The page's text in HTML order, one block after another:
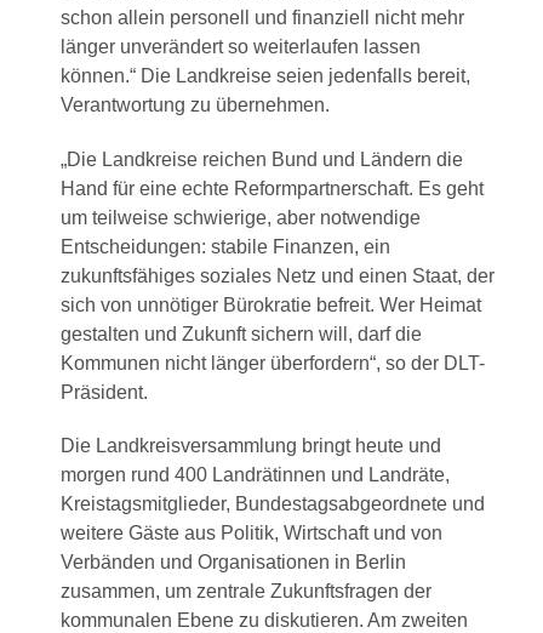
schon allein personell und finanziell nicht mehr
länger unverändert so weiterlaufen lassen
können.“ Die Landkreise seien jedenfalls bereit,
Verantwortung zu übernehmen.
„Die Landkreise reichen Bund und Ländern die
Hand für eine echte Reformpartnerschaft. Es geht
um teilweise schwierige, aber notwendige
Entscheidungen: stabile Finanzen, ein
zukunftsfähiges soziales Netz und einen Staat, der
sich von unnötiger Bürokratie befreit. Wer Heimat
gestalten und Zukunft sichern will, darf die
Kommunen nicht länger überfordern“, so der DLT-
Präsident.
Die Landkreisversammlung bringt heute und
morgen rund 400 Landrätinnen und Landräte,
Kreistagsmitglieder, Bundestagsabgeordnete und
weitere Gäste aus Politik, Wirtschaft und von
Verbänden und Organisationen in Berlin
zusammen, um zentrale Zukunftsfragen der
kommunalen Ebene zu diskutieren. Am zweiten